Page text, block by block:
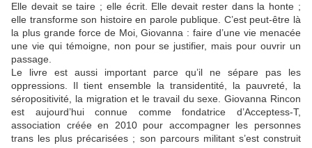
Elle devait se taire ; elle écrit. Elle devait rester dans la honte ;
elle transforme son histoire en parole publique. C’est peut-être là
la plus grande force de Moi, Giovanna : faire d’une vie menacée
une vie qui témoigne, non pour se justifier, mais pour ouvrir un
passage.
Le livre est aussi important parce qu’il ne sépare pas les
oppressions. Il tient ensemble la transidentité, la pauvreté, la
séropositivité, la migration et le travail du sexe. Giovanna Rincon
est aujourd’hui connue comme fondatrice d’Acceptess-T,
association créée en 2010 pour accompagner les personnes
trans les plus précarisées ; son parcours militant s’est construit